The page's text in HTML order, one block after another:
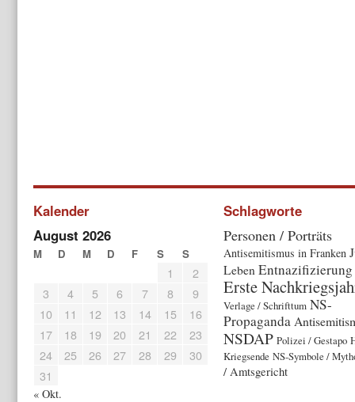
Kalender
August 2026
M D M D F S S
1
2
3
4 5 6 7 8
9
10
11 12 13 14 15
16
17
18 19 20 21 22
23
24
25 26 27 28 29
30
31
« Okt.
Schlagworte
Personen / Porträts
Antisemitismus in Franken
Leben Entnazifizierung
Erste
Verlage / Schrifttum NS-
Propaganda
NSDAP Polizei / Gestapo
Kriegsende NS-Symbole /
/ Amtsgericht